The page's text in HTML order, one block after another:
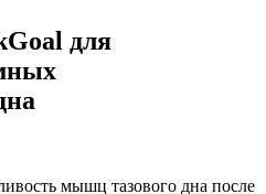
для
мышц тазового дна после